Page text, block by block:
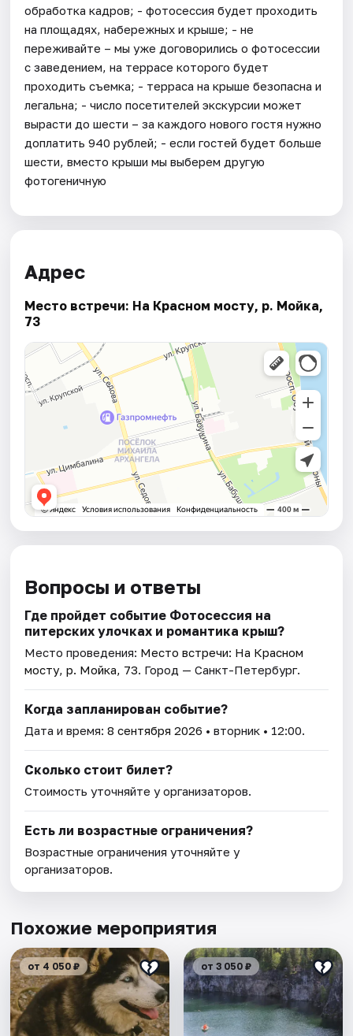
обработка кадров; - фотосессия будет проходить
на площадях, набережных и крыше; - не
переживайте – мы уже договорились о фотосессии
с заведением, на террасе которого будет
проходить съемка; - терраса на крыше безопасна и
легальна; - число посетителей экскурсии может
вырасти до шести – за каждого нового гостя нужно
доплатить 940 рублей; - если гостей будет больше
шести, вместо крыши мы выберем другую
фотогеничную
Адрес
Место встречи: На Красном мосту, р. Мойка,
73
Вопросы и ответы
Где пройдет событие Фотосессия на
питерских улочках и романтика крыш?
Место проведения: Место встречи: На Красном
мосту, р. Мойка, 73. Город — Санкт-Петербург.
Когда запланирован событие?
Дата и время:8 сентября 2026 • вторник • 12:00.
Сколько стоит билет?
Стоимость уточняйте у организаторов.
Есть ли возрастные ограничения?
Возрастные ограничения уточняйте у
организаторов.
Похожие мероприятия
от 4 050 ₽ от 3 050 ₽